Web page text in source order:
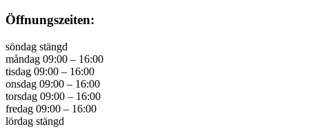
Öffnungszeiten:
söndag stängd
måndag 09:00 – 16:00
tisdag 09:00 – 16:00
onsdag 09:00 – 16:00
torsdag 09:00 – 16:00
fredag 09:00 – 16:00
lördag stängd